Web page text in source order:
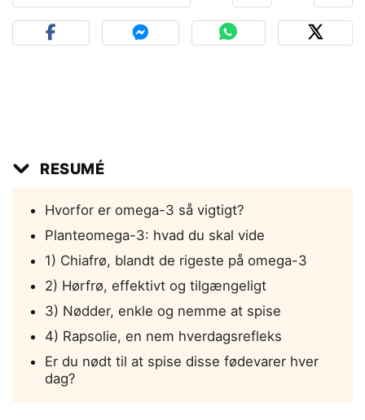
RESUMÉ
Hvorfor er omega-3 så vigtigt?
Planteomega-3: hvad du skal vide
1) Chiafrø, blandt de rigeste på omega-3
2) Hørfrø, effektivt og tilgængeligt
3) Nødder, enkle og nemme at spise
4) Rapsolie, en nem hverdagsrefleks
Er du nødt til at spise disse fødevarer hver
dag?